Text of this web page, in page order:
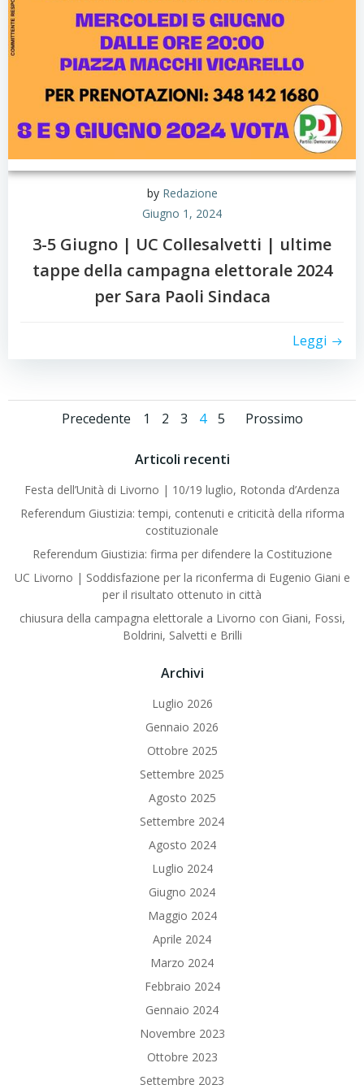
by Redazione
Giugno 1, 2024
3-5 Giugno | UC Collesalvetti | ultime
tappe della campagna elettorale 2024
per Sara Paoli Sindaca
Leggi
Posts
navigation
Precedente
Posts
navigation
Page
1 Page
2 Page
3 Page
4 Page
5
Posts
Prossimo
Articoli recenti
Festa dell’Unità di Livorno | 10/19 luglio, Rotonda d’Ardenza
Referendum Giustizia: tempi, contenuti e criticità della riforma
costituzionale
Referendum Giustizia: firma per difendere la Costituzione
UC Livorno | Soddisfazione per la riconferma di Eugenio Giani e
per il risultato ottenuto in città
chiusura della campagna elettorale a Livorno con Giani, Fossi,
Boldrini, Salvetti e Brilli
Archivi
Luglio 2026
Gennaio 2026
Ottobre 2025
Settembre 2025
Agosto 2025
Settembre 2024
Agosto 2024
Luglio 2024
Giugno 2024
Maggio 2024
Aprile 2024
Marzo 2024
Febbraio 2024
Gennaio 2024
Novembre 2023
Ottobre 2023
Settembre 2023